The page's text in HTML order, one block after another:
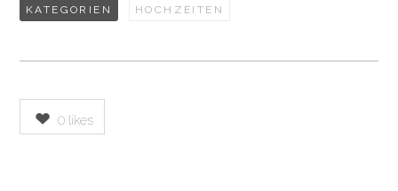
KATEGORIEN HOCHZEITEN
0 likes